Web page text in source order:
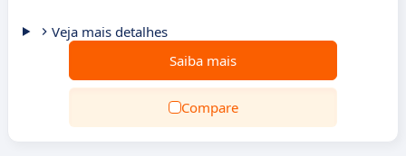
Veja mais detalhes
Saiba mais
Compare